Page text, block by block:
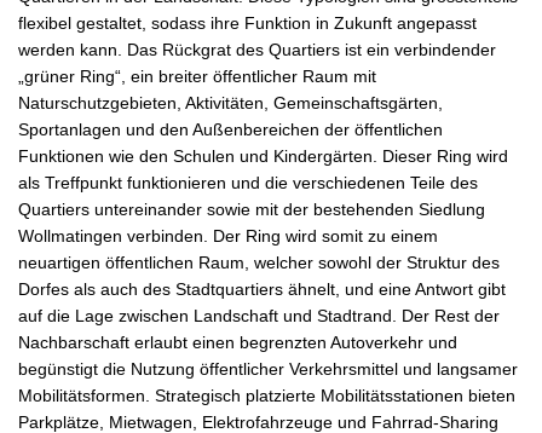
flexibel gestaltet, sodass ihre Funktion in Zukunft angepasst
werden kann. Das Rückgrat des Quartiers ist ein verbindender
„grüner Ring“, ein breiter öffentlicher Raum mit
Naturschutzgebieten, Aktivitäten, Gemeinschaftsgärten,
Sportanlagen und den Außenbereichen der öffentlichen
Funktionen wie den Schulen und Kindergärten. Dieser Ring wird
als Treffpunkt funktionieren und die verschiedenen Teile des
Quartiers untereinander sowie mit der bestehenden Siedlung
Wollmatingen verbinden. Der Ring wird somit zu einem
neuartigen öffentlichen Raum, welcher sowohl der Struktur des
Dorfes als auch des Stadtquartiers ähnelt, und eine Antwort gibt
auf die Lage zwischen Landschaft und Stadtrand. Der Rest der
Nachbarschaft erlaubt einen begrenzten Autoverkehr und
begünstigt die Nutzung öffentlicher Verkehrsmittel und langsamer
Mobilitätsformen. Strategisch platzierte Mobilitätsstationen bieten
Parkplätze, Mietwagen, Elektrofahrzeuge und Fahrrad-Sharing